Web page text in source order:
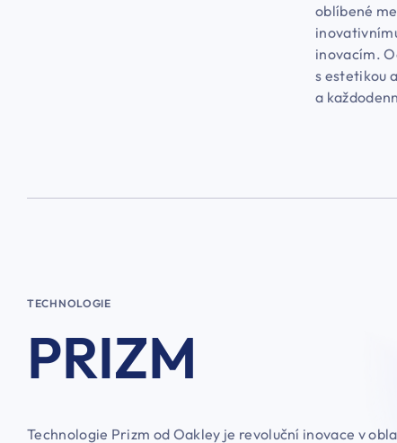
oblíbené
inovacím.
s estetikou
a
TECHNOLOGIE
PRIZM
Technologie Prizm od Oakley je revoluční inovace v